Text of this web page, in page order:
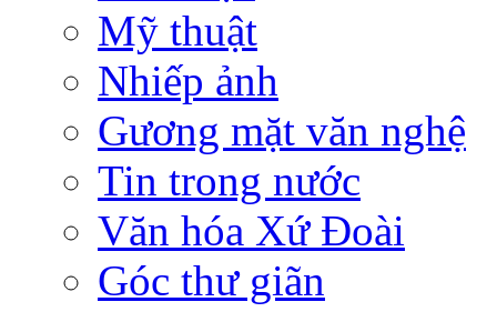
Mỹ thuật
Nhiếp ảnh
Gương mặt văn nghệ
Tin trong nước
Văn hóa Xứ Đoài
Góc thư giãn